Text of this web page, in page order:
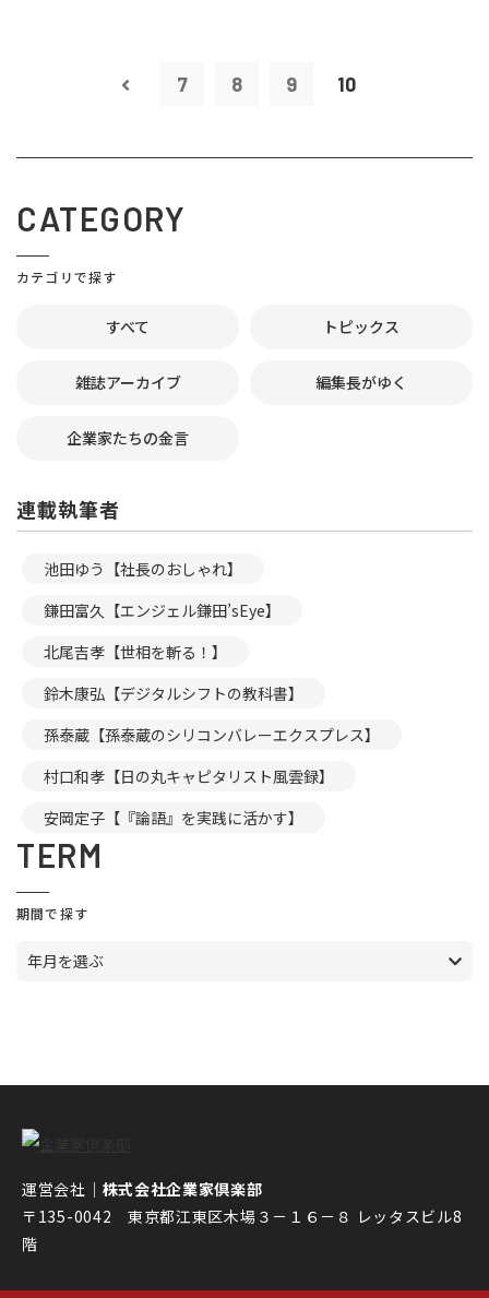
7 8 9 10
CATEGORY
カテゴリで探す
すべて トピックス
雑誌アーカイブ 編集長がゆく
企業家たちの金言
連載執筆者
池田ゆう【社長のおしゃれ】
鎌田富久【エンジェル鎌田’sEye】
北尾吉孝【世相を斬る！】
鈴木康弘【デジタルシフトの教科書】
孫泰蔵【孫泰蔵のシリコンバレーエクスプレス】
村口和孝【日の丸キャピタリスト風雲録】
安岡定子【『論語』を実践に活かす】
TERM
期間で探す
年月を選ぶ
運営会社｜ 株式会社企業家倶楽部
〒135-0042 東京都江東区木場３－１６－８ レッタスビル8
階